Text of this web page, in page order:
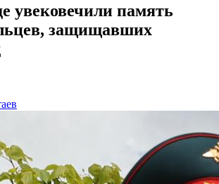
увековечили память
защищавших